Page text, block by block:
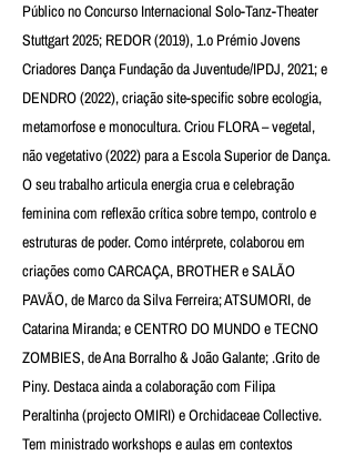
Público no Concurso Internacional Solo-Tanz-Theater
Stuttgart 2025; REDOR (2019), 1.o Prémio Jovens
Criadores Dança Fundação da Juventude/IPDJ, 2021; e
DENDRO (2022), criação site-specific sobre ecologia,
metamorfose e monocultura. Criou FLORA – vegetal,
não vegetativo (2022) para a Escola Superior de Dança.
O seu trabalho articula energia crua e celebração
feminina com reflexão crítica sobre tempo, controlo e
estruturas de poder. Como intérprete, colaborou em
criações como CARCAÇA, BROTHER e SALÃO
PAVÃO, de Marco da Silva Ferreira; ATSUMORI, de
Catarina Miranda; e CENTRO DO MUNDO e TECNO
ZOMBIES, de Ana Borralho & João Galante; .Grito de
Piny. Destaca ainda a colaboração com Filipa
Peraltinha (projecto OMIRI) e Orchidaceae Collective.
Tem ministrado workshops e aulas em contextos